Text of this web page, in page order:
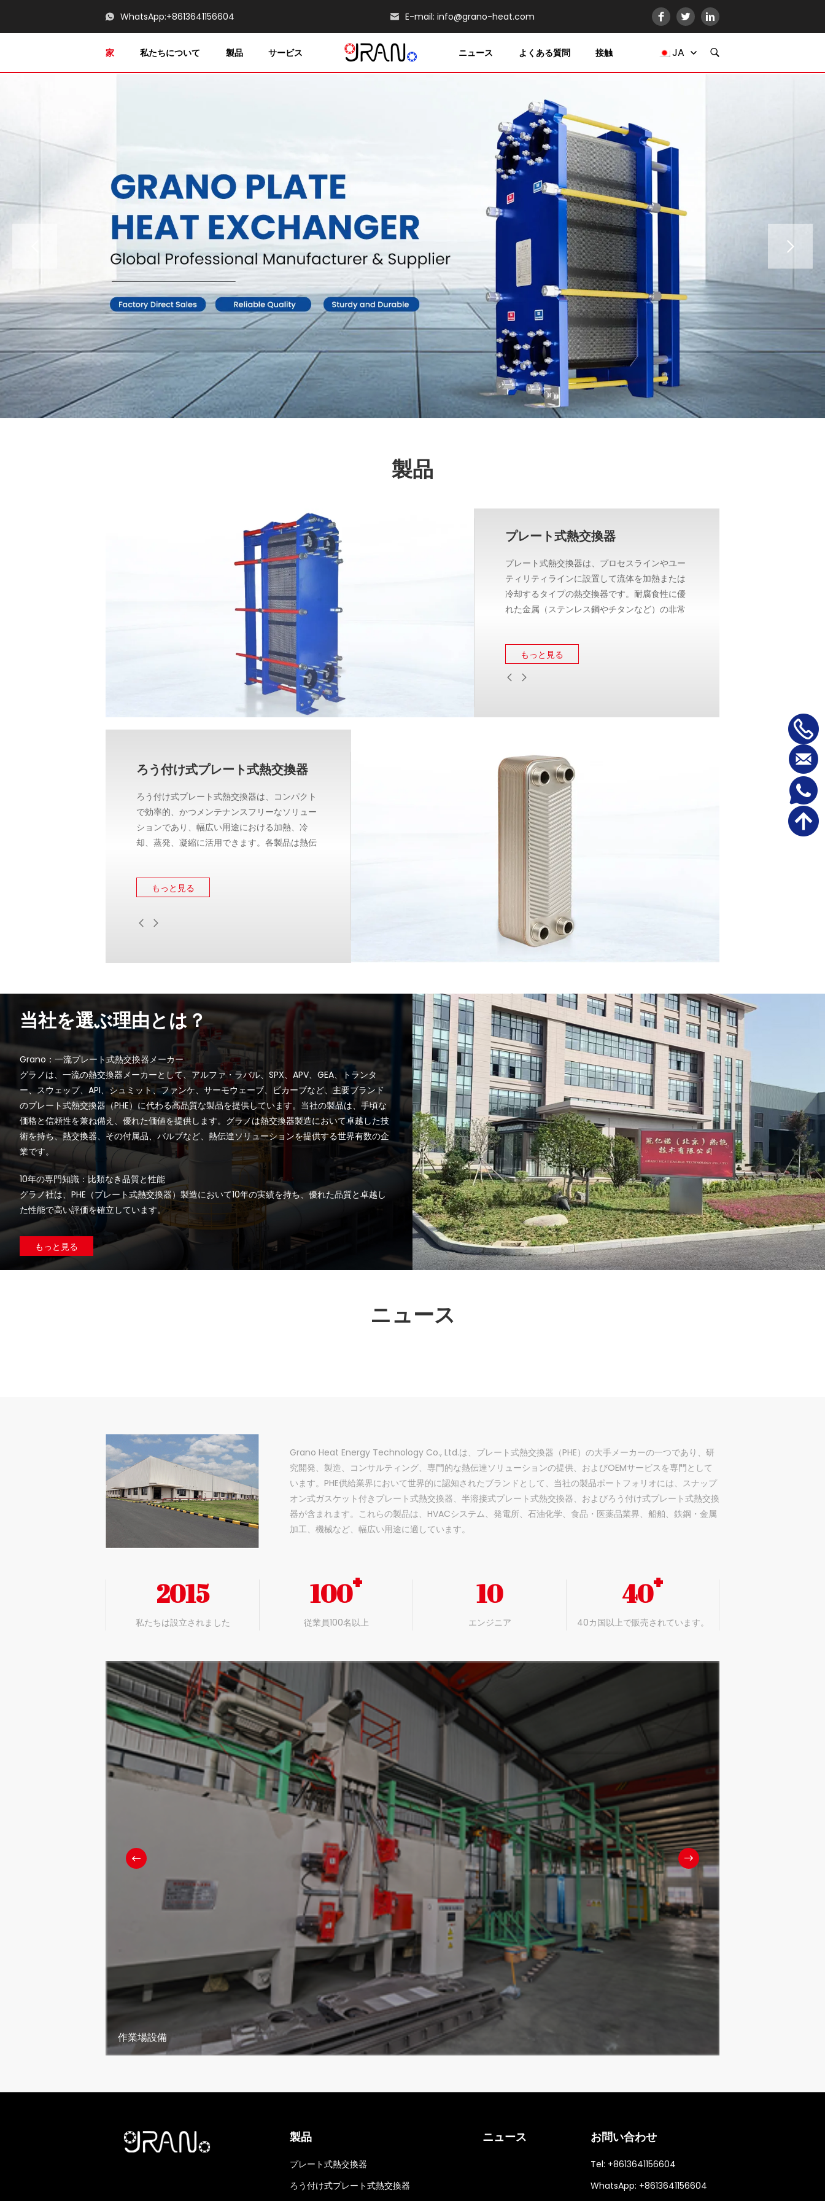
WhatsApp:+8613641156604 E-mail: info@grano-heat.com
家 私たちについて 製品 サービス ニュース よくある質問 接触 JA
製品
プレート式熱交換器
プレート式熱交換器は、プロセスラインやユー
ティリティラインに設置して流体を加熱または
冷却するタイプの熱交換器です。耐腐食性に優
れた金属（ステンレス鋼やチタンなど）の非常
熱交換器は表面積が大きいため、熱伝達率が向
上します。
もっと見る
ろう付け式プレート式熱交換器
ろう付け式プレート式熱交換器は、コンパクト
で効率的、かつメンテナンスフリーなソリュー
ションであり、幅広い用途における加熱、冷
却、蒸発、凝縮に活用できます。各製品は熱伝
数備えています。
もっと見る
当社を選ぶ理由とは？
Grano：一流プレート式熱交換器メーカー
グラノは、一流の熱交換器メーカーとして、アルファ・ラバル、SPX、APV、GEA、トランタ
ー、スウェップ、API、シュミット、ファンケ、サーモウェーブ、ビカーブなど、主要ブランド
のプレート式熱交換器（PHE）に代わる高品質な製品を提供しています。当社の製品は、手頃な
価格と信頼性を兼ね備え、優れた価値を提供します。グラノは熱交換器製造において卓越した技
術を持ち、熱交換器、その付属品、バルブなど、熱伝達ソリューションを提供する世界有数の企
業です。
10年の専門知識：比類なき品質と性能
グラノ社は、PHE（プレート式熱交換器）製造において10年の実績を持ち、優れた品質と卓越し
た性能で高い評価を確立しています。
もっと見る
ニュース
Grano Heat Energy Technology Co., Ltd.は、プレート式熱交換器（PHE）の大手メーカーの一つであり、研
究開発、製造、コンサルティング、専門的な熱伝達ソリューションの提供、およびOEMサービスを専門として
います。PHE供給業界において世界的に認知されたブランドとして、当社の製品ポートフォリオには、スナップ
オン式ガスケット付きプレート式熱交換器、半溶接式プレート式熱交換器、およびろう付け式プレート式熱交換
器が含まれます。これらの製品は、HVACシステム、発電所、石油化学、食品・医薬品業界、船舶、鉄鋼・金属
加工、機械など、幅広い用途に適しています。
2015
私たちは設立されました
100+
従業員100名以上
10
エンジニア
40+
40カ国以上で販売されています。
作業場設備
製品
プレート式熱交換器
ろう付け式プレート式熱交換器
ニュース お問い合わせ
Tel: +8613641156604
WhatsApp: +8613641156604